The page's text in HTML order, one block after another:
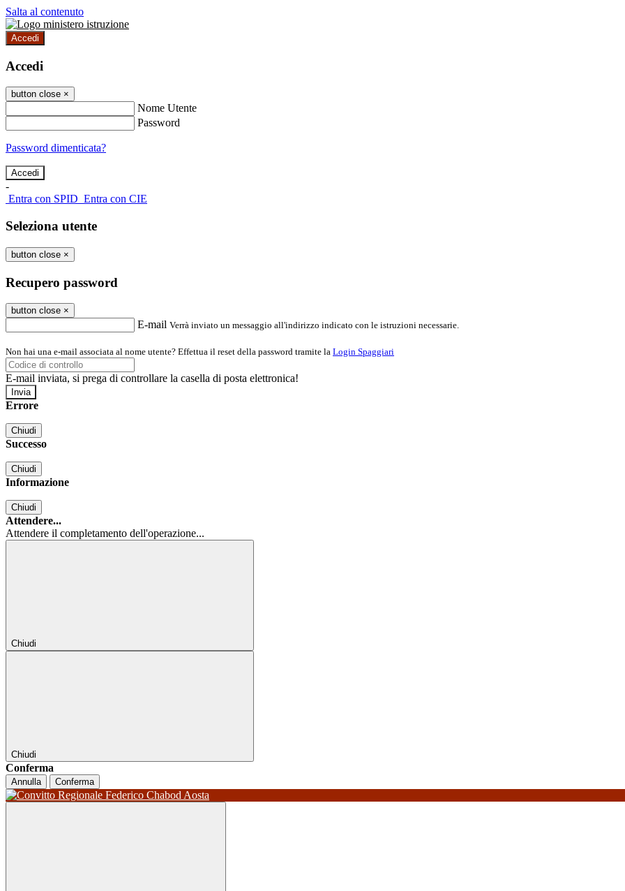
Salta al contenuto
Accedi
Accedi
button close ×
Nome Utente
Password
Password dimenticata?
-
Entra con SPID Entra con CIE
Seleziona utente
button close ×
Recupero password
button close ×
E-mail Verrà inviato un messaggio all'indirizzo indicato con le istruzioni necessarie.
Non hai una e-mail associata al nome utente? Effettua il reset della password tramite la Login Spaggiari
E-mail inviata, si prega di controllare la casella di posta elettronica!
Errore
Chiudi
Successo
Chiudi
Informazione
Chiudi
Attendere...
Attendere il completamento dell'operazione...
Chiudi
Chiudi
Conferma
Annulla Conferma